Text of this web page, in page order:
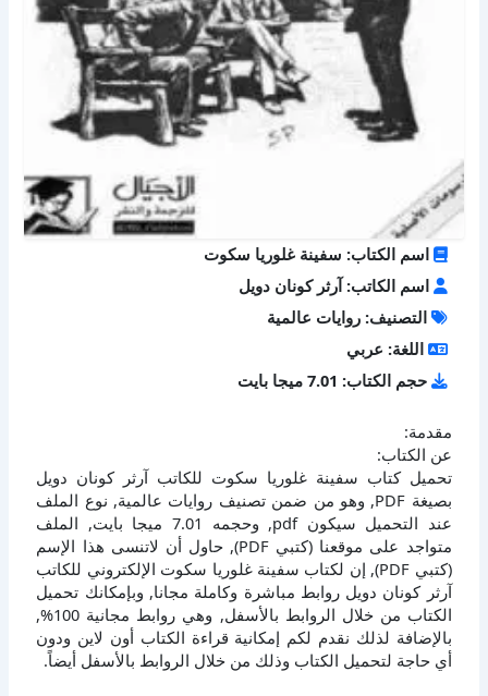
اسم الكتاب: سفينة غلوريا سكوت
اسم الكاتب: آرثر كونان دويل
التصنيف: روايات عالمية
اللغة: عربي
حجم الكتاب: 7.01 ميجا بايت
مقدمة:
عن الكتاب:
تحميل كتاب سفينة غلوريا سكوت للكاتب آرثر كونان دويل
بصيغة PDF, وهو من ضمن تصنيف روايات عالمية, نوع الملف
عند التحميل سيكون pdf, وحجمه 7.01 ميجا بايت, الملف
متواجد على موقعنا (كتبي PDF), حاول أن لاتنسى هذا الإسم
(كتبي PDF), إن لكتاب سفينة غلوريا سكوت الإلكتروني للكاتب
آرثر كونان دويل روابط مباشرة وكاملة مجانا, وبإمكانك تحميل
الكتاب من خلال الروابط بالأسفل, وهي روابط مجانية 100%,
بالإضافة لذلك نقدم لكم إمكانية قراءة الكتاب أون لاين ودون
أي حاجة لتحميل الكتاب وذلك من خلال الروابط بالأسفل أيضاً.